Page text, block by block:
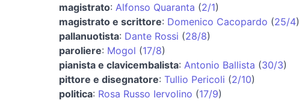
magistrato: Alfonso Quaranta (2/1)
magistrato e scrittore: Domenico Cacopardo (25/4)
pallanuotista: Dante Rossi (28/8)
paroliere: Mogol (17/8)
pianista e clavicembalista: Antonio Ballista (30/3)
pittore e disegnatore: Tullio Pericoli (2/10)
politica: Rosa Russo Iervolino (17/9)